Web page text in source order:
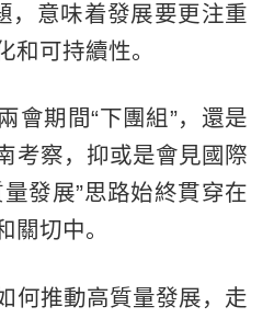
，意味着發展要更注重
和可持續性。
會期間“下團組”，還是
考察，抑或是會見國際
發展”思路始終貫穿在
關切中。
何推動高質量發展，走